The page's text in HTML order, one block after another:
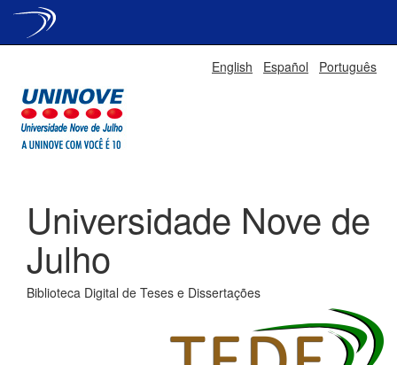
English Español Português
Universidade Nove de
Julho
Biblioteca Digital de Teses e Dissertações